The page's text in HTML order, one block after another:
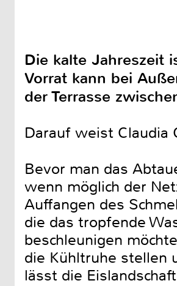
Die kalte Jahreszeit
Vorrat kann bei
der Terrasse
Darauf weist Claudia
Bevor man das
wenn möglich der
Auffangen des
die das tropfende
beschleunigen
die Kühltruhe stellen
lässt die